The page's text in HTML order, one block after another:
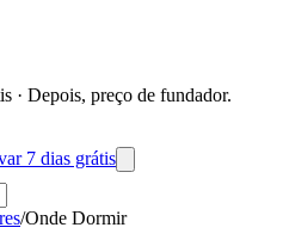
· Depois, preço de fundador.
7 dias grátis
/Onde Dormir